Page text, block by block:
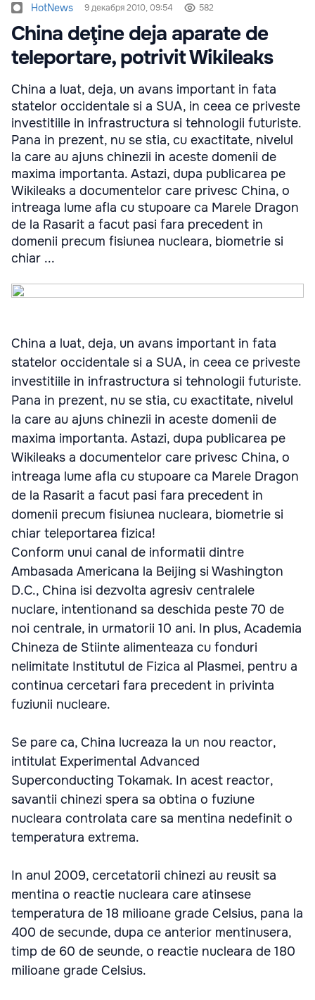
HotNews 9 декабря 2010, 09:54 582
China deţine deja aparate de
teleportare, potrivit Wikileaks
China a luat, deja, un avans important in fata
statelor occidentale si a SUA, in ceea ce priveste
investitiile in infrastructura si tehnologii futuriste.
Pana in prezent, nu se stia, cu exactitate, nivelul
la care au ajuns chinezii in aceste domenii de
maxima importanta. Astazi, dupa publicarea pe
Wikileaks a documentelor care privesc China, o
intreaga lume afla cu stupoare ca Marele Dragon
de la Rasarit a facut pasi fara precedent in
domenii precum fisiunea nucleara, biometrie si
chiar ...
China a luat, deja, un avans important in fata
statelor occidentale si a SUA, in ceea ce priveste
investitiile in infrastructura si tehnologii futuriste.
Pana in prezent, nu se stia, cu exactitate, nivelul
la care au ajuns chinezii in aceste domenii de
maxima importanta. Astazi, dupa publicarea pe
Wikileaks a documentelor care privesc China, o
intreaga lume afla cu stupoare ca Marele Dragon
de la Rasarit a facut pasi fara precedent in
domenii precum fisiunea nucleara, biometrie si
chiar teleportarea fizica!
Conform unui canal de informatii dintre
Ambasada Americana la Beijing si Washington
D.C., China isi dezvolta agresiv centralele
nuclare, intentionand sa deschida peste 70 de
noi centrale, in urmatorii 10 ani. In plus, Academia
Chineza de Stiinte alimenteaza cu fonduri
nelimitate Institutul de Fizica al Plasmei, pentru a
continua cercetari fara precedent in privinta
fuziunii nucleare.
Se pare ca, China lucreaza la un nou reactor,
intitulat Experimental Advanced
Superconducting Tokamak. In acest reactor,
savantii chinezi spera sa obtina o fuziune
nucleara controlata care sa mentina nedefinit o
temperatura extrema.
In anul 2009, cercetatorii chinezi au reusit sa
mentina o reactie nucleara care atinsese
temperatura de 18 milioane grade Celsius, pana la
400 de secunde, dupa ce anterior mentinusera,
timp de 60 de seunde, o reactie nucleara de 180
milioane grade Celsius.